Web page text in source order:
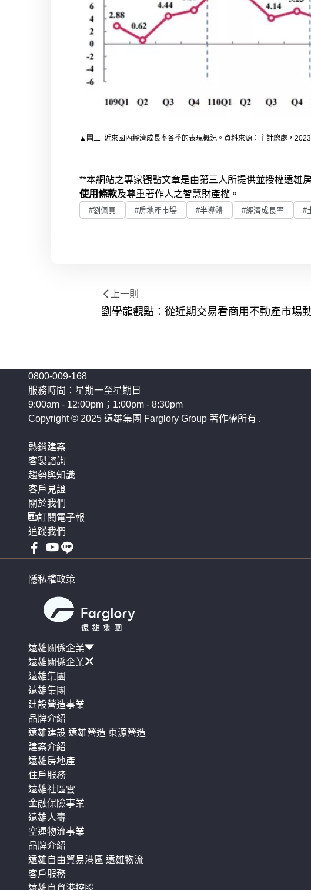
▲ 圖三 近來國內經濟成長率各季的表現概況。資料來源：主計總處，2023
**本網站之專家觀點文章是由第三人所提供並授權遠雄
使用條款及尊重著作人之智慧財產權。
#劉佩真 #房地產市場 #半導體 #經濟成長率 #
上一則
劉學龍觀點：從近期交易看商用不動產市場
0800-009-168
服務時間：星期一至星期日
9:00am - 12:00pm；1:00pm - 8:30pm
Copyright © 2025 遠雄集團 Farglory Group 著作權所有 .
熱銷建案
客製諮詢
趨勢與知識
客戶見證
關於我們
訂閱電子報
追蹤我們
隱私權政策
遠雄關係企業
遠雄關係企業
遠雄集團
遠雄集團
建設營造事業
品牌介紹
遠雄建設 遠雄營造 東源營造
建案介紹
遠雄房地產
住戶服務
遠雄社區雲
金融保險事業
遠雄人壽
空運物流事業
品牌介紹
遠雄自由貿易港區 遠雄物流
客戶服務